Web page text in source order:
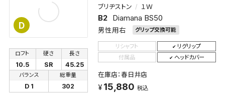
D
ブリヂストン １Ｗ
B2 Diamana BS50
男性用右 グリップ交換可能
ロフト
10.5
硬さ
SR
長さ
45.25
バランス
D 1
総重量
302
リシャフト
リグリップ
付属品
ヘッドカバー
在庫店：春日井店
15,880 税込